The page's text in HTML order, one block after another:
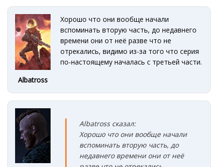
Albatross
Хорошо что они вообще начали
вспоминать вторую часть, до недавнего
времени они от неё разве что не
отрекались, видимо из-за того что серия
по-настоящему началась с третьей части.
Albatross сказал:
Хорошо что они вообще начали
вспоминать вторую часть, до
недавнего времени они от неё